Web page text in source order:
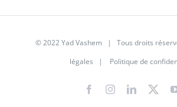
© 2022 Yad Vashem | Tous droits
légales | Politique de
FacebookInstagramLinkedIn
X